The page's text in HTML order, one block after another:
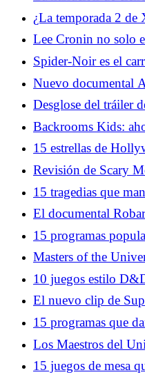
evolucionando sin
¿La temporada 2
historia de amor
Lee Cronin no solo
Spider-Noir es el
Nicolas Cage
Nuevo documental
y lo increíble
Desglose del tráiler
'97: Apocalipsis,
Backrooms Kids:
Twin Peaks
15 estrellas de
silenciadas
Revisión de Scary
15 tragedias que
Hollywood
El documental
el mundo de las
15 programas
mencionar a nadie
Masters of the
las tonterías tienen
10 juegos estilo
modernos
El nuevo clip de
una conexión con el
15 programas que
personas en la sala
Los Maestros del
camino para Thor 5
15 juegos de mesa